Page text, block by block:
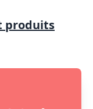
produits